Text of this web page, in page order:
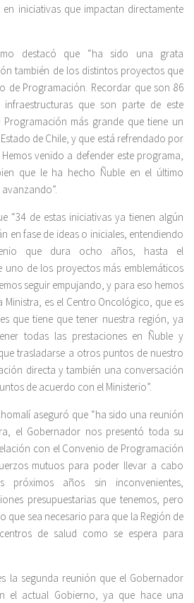
iniciativas que impactan directamente
destacó que “ha sido una grata
también de los distintos proyectos que
de Programación. Recordar que son 86
que son parte de este
más grande que tiene un
de Chile, y que está refrendado por
venido a defender este programa,
que le ha hecho Ñuble en el último
“34 de estas iniciativas ya tienen algún
en fase de ideas o iniciales, entendiendo
que dura ocho años, hasta el
uno de los proyectos más emblemáticos
seguir empujando, y para eso hemos
es el Centro Oncológico, que es
que tiene que tener nuestra región, ya
todas las prestaciones en Ñuble y
trasladarse a otros puntos de nuestro
directa y también una conversación
de acuerdo con el Ministerio”.
aseguró que “ha sido una reunión
el Gobernador nos presentó toda su
con el Convenio de Programación
mutuos para poder llevar a cabo
próximos años sin inconvenientes,
presupuestarias que tenemos, pero
que sea necesario para que la Región de
de salud como se espera para
la segunda reunión que el Gobernador
el actual Gobierno, ya que hace una